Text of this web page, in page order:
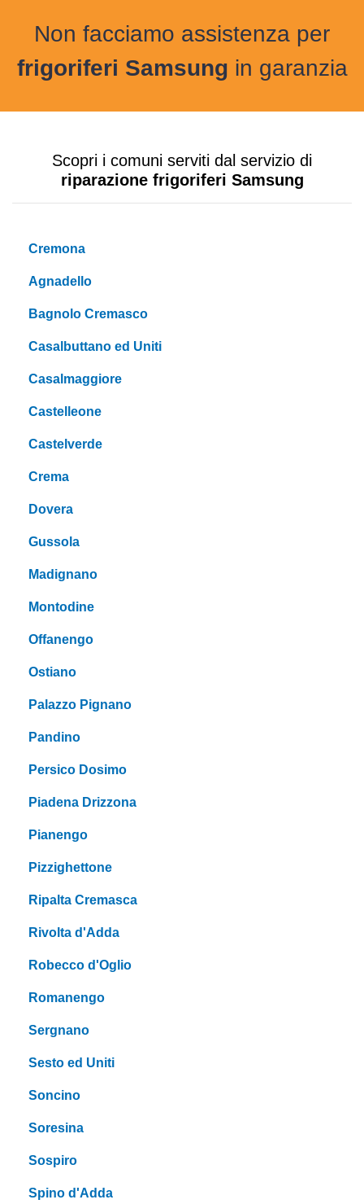
Non facciamo assistenza per
frigoriferi Samsung in garanzia
Scopri i comuni serviti dal servizio di
riparazione frigoriferi Samsung
Cremona
Agnadello
Bagnolo Cremasco
Casalbuttano ed Uniti
Casalmaggiore
Castelleone
Castelverde
Crema
Dovera
Gussola
Madignano
Montodine
Offanengo
Ostiano
Palazzo Pignano
Pandino
Persico Dosimo
Piadena Drizzona
Pianengo
Pizzighettone
Ripalta Cremasca
Rivolta d'Adda
Robecco d'Oglio
Romanengo
Sergnano
Sesto ed Uniti
Soncino
Soresina
Sospiro
Spino d'Adda